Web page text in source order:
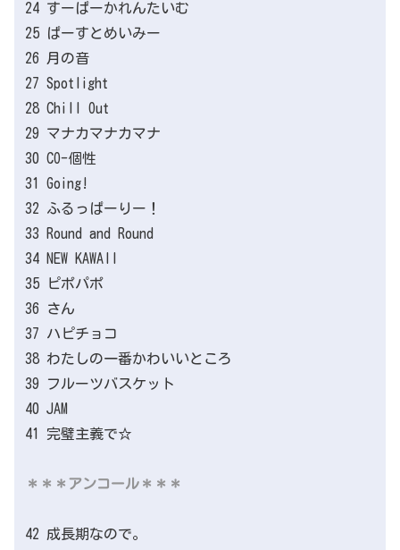
24 すーぱーかれんたいむ
25 ぱーすとめいみー
26 月の音
27 Spotlight
28 Chill Out
29 マナカマナカマナ
30 CO-個性
31 Going!
32 ふるっぱーりー！
33 Round and Round
34 NEW KAWAII
35 ピポパポ
36 さん
37 ハピチョコ
38 わたしの一番かわいいところ
39 フルーツバスケット
40 JAM
41 完璧主義で☆
＊＊＊アンコール＊＊＊
42 成長期なので。